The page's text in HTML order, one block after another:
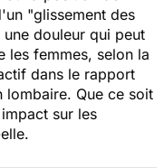
"glissement des
douleur qui peut
les femmes, selon la
dans le rapport
lombaire. Que ce soit
sur les